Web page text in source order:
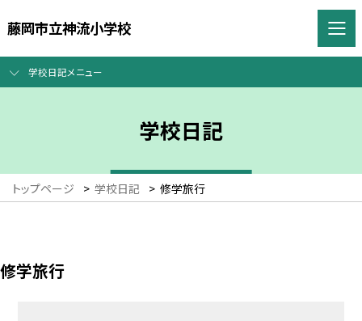
藤岡市立神流小学校
学校日記メニュー
学校日記
トップページ > 学校日記 > 修学旅行
修学旅行